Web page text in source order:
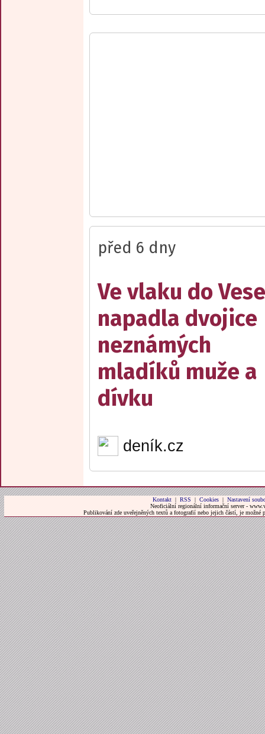
před 6 dny
Ve vlaku do
napadla dvojice
neznámých
mladíků muže a
dívku
deník.cz
Kontakt| RSS | Cookies| Nastavení
Neoficiální regionální informační server -
Publikování zde uveřejněných textů a fotografií nebo jejich částí, je možné